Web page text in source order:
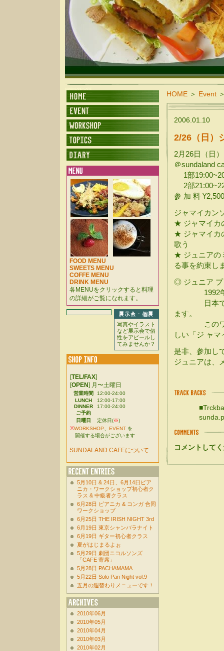
HOME ＞ Event
2006.01.10
2/26（日）
2月26日（日）
＠sundaland
1部
2部
参 加 料
ジャマイカン
★ ジャマイカ
★ ジャマイカ
歌う
★ ジュニアの
る事を約束し
◎ ジュニア プ
1992年ジ
日本でジャ
ます。
このワーク
しい「ジ ャ
是非、参加し
ジュニアは、
コメントして
FOOD MENU
SWEETS MENU
COFFE MENU
DRINK MENU
各MENUをクリックすると料理
の詳細がご覧になれます。
写真やイラスト
など展示会で個
性をアピールし
てみませんか？
[TEL/FAX]
[OPEN] 月〜土曜日
営業時間
12:00-24:00
LUNCH
12:00-17:00
DINNER
17:00-24:00
ご予約
日曜日
定休日(※)
※WORKSHOP EVENT を
開催する場合がございます
SUNDALAND CAFEについて
5月10日 & 24日、6月14日ピア
ニカ・ワークショップ初心者ク
ラス & 中級者クラス
6月28日 ピアニカ & コンガ 合同
ワークショップ
6月25日 THE IRISH NIGHT 3rd
6月19日 東京シャンバラナイト
6月19日 ギター初心者クラス
夏がはじまるよぉ
5月29日 劇団ニコルソンズ
「CAFE 寄席」
5月28日 PACHAMAMA
5月22日 Solo Pan Night vol.9
五月の週替わりメニューです！
2010年06月
2010年05月
2010年04月
2010年03月
2010年02月